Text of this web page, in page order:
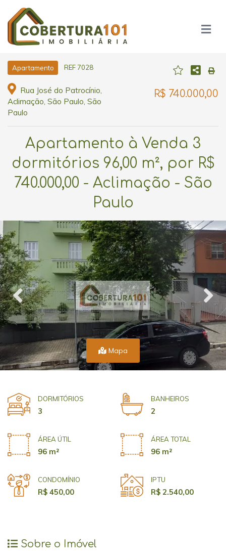
Apartamento REF 7028
Rua José do Patrocínio,
Aclimação, São Paulo, São
Paulo
R$ 740.000,00
Apartamento à Venda 3
dormitórios 96,00 m², por R$
740.000,00 - Aclimação - São
Paulo
Mapa
DORMITÓRIOS
3
BANHEIROS
2
ÁREA ÚTIL
96 m²
ÁREA TOTAL
96 m²
CONDOMÍNIO
R$ 450,00
IPTU
R$ 2.540,00
Sobre o Imóvel